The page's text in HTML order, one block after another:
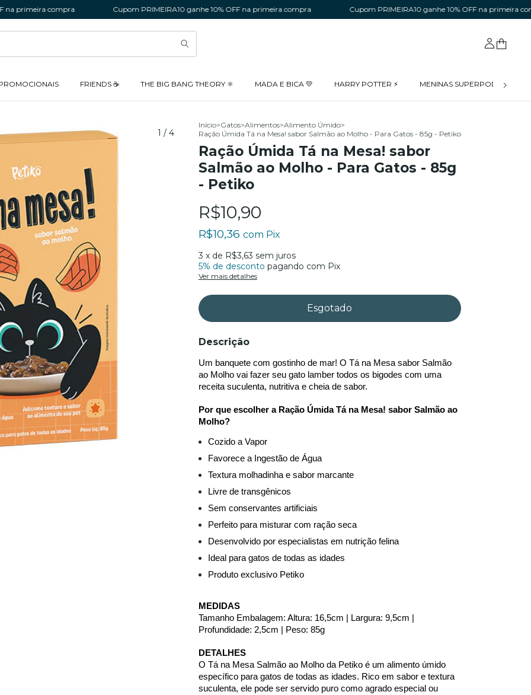
compra Cupom PRIMEIRA10 ganhe 10% OFF na primeira compra Cupom PRIMEIRA10 ganhe 10% OFF na primeira compra
FRIENDS ☕ THE BIG BANG THEORY ⚛️ MADA E BICA 💛 HARRY POTTER ⚡ MENINAS SUPERPODEROSAS
1 / 4
Início>Gatos>Alimentos>Alimento Úmido>
Ração Úmida Tá na Mesa! sabor Salmão ao Molho - Para Gatos - 85g - Petiko
Ração Úmida Tá na Mesa! sabor
Salmão ao Molho - Para Gatos - 85g
- Petiko
R$10,90
R$10,36 com Pix
3 x de R$3,63 sem juros
5% de desconto pagando com Pix
Ver mais detalhes
Descrição
Um banquete com gostinho de mar! O Tá na Mesa sabor Salmão
ao Molho vai fazer seu gato lamber todos os bigodes com uma
receita suculenta, nutritiva e cheia de sabor.
Por que escolher a Ração Úmida Tá na Mesa! sabor Salmão ao
Molho?
Cozido a Vapor
Favorece a Ingestão de Água
Textura molhadinha e sabor marcante
Livre de transgênicos
Sem conservantes artificiais
Perfeito para misturar com ração seca
Desenvolvido por especialistas em nutrição felina
Ideal para gatos de todas as idades
Produto exclusivo Petiko
MEDIDAS
Tamanho Embalagem: Altura: 16,5cm | Largura: 9,5cm |
Profundidade: 2,5cm | Peso: 85g
DETALHES
O Tá na Mesa Salmão ao Molho da Petiko é um alimento úmido
específico para gatos de todas as idades. Rico em sabor e textura
suculenta, ele pode ser servido puro como agrado especial ou